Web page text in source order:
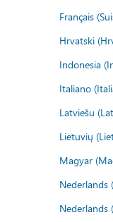
Français
Hrvatski
Indonesia
Italiano
Latviešu
Lietuvių
Magyar
Nederlands
Nederlands